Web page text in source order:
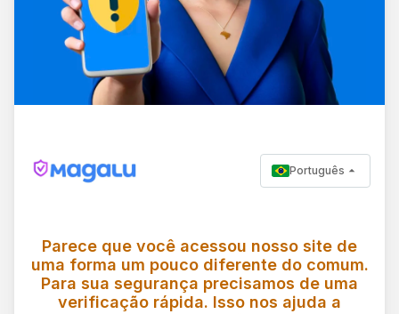
Português
Parece que você acessou nosso site de
uma forma um pouco diferente do comum.
Para sua segurança precisamos de uma
verificação rápida. Isso nos ajuda a